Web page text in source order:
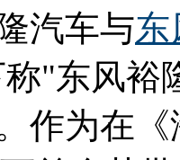
汽车与东
"东风裕
作为在